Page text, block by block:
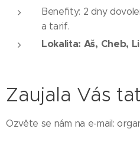
Benefity: 2 dny
a tarif.
Lokalita: Aš, Cheb,
Zaujala Vás
Ozvěte se nám na e-mail: